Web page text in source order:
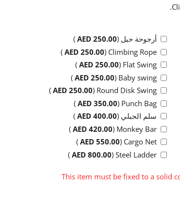
أرجوحة حبل ( AED250.00
)
Climbing Rope (
AED250.00
)
Flat Swing (
AED250.00
)
Baby swing (
AED250.00
)
Round Disk Swing (
AED250.00
)
Punch Bag (
AED350.00
)
سلم الحبلي (
AED400.00
)
Monkey Bar (
AED420.00
)
Cargo Net (
AED550.00
)
Steel Ladder (
AED800.00
)
***This item must be fixed to a